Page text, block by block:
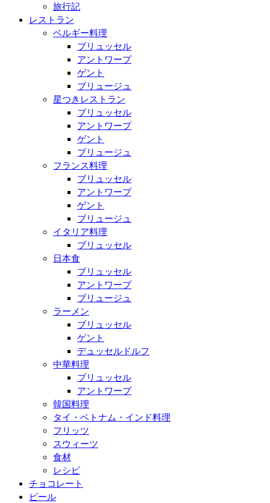
旅行記
レストラン
ベルギー料理
ブリュッセル
アントワープ
ゲント
ブリュージュ
星つきレストラン
ブリュッセル
アントワープ
ゲント
ブリュージュ
フランス料理
ブリュッセル
アントワープ
ゲント
ブリュージュ
イタリア料理
ブリュッセル
日本食
ブリュッセル
アントワープ
ブリュージュ
ラーメン
ブリュッセル
ゲント
デュッセルドルフ
中華料理
ブリュッセル
アントワープ
韓国料理
タイ・ベトナム・インド料理
フリッツ
スウィーツ
食材
レシピ
チョコレート
ビール